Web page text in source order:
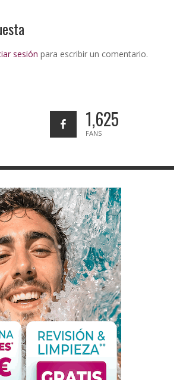
sesión para escribir un comentario.
1,625
FANS